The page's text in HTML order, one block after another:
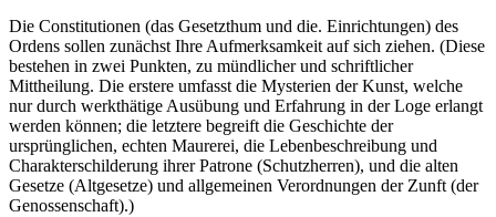
Die Constitutionen (das Gesetzthum und die. Einrichtungen) des
Ordens sollen zunächst Ihre Aufmerksamkeit auf sich ziehen. (Diese
bestehen in zwei Punkten, zu mündlicher und schriftlicher
Mittheilung. Die erstere umfasst die Mysterien der Kunst, welche
nur durch werkthätige Ausübung und Erfahrung in der Loge erlangt
werden können; die letztere begreift die Geschichte der
ursprünglichen, echten Maurerei, die Lebenbeschreibung und
Charakterschilderung ihrer Patrone (Schutzherren), und die alten
Gesetze (Altgesetze) und allgemeinen Verordnungen der Zunft (der
Genossenschaft).)